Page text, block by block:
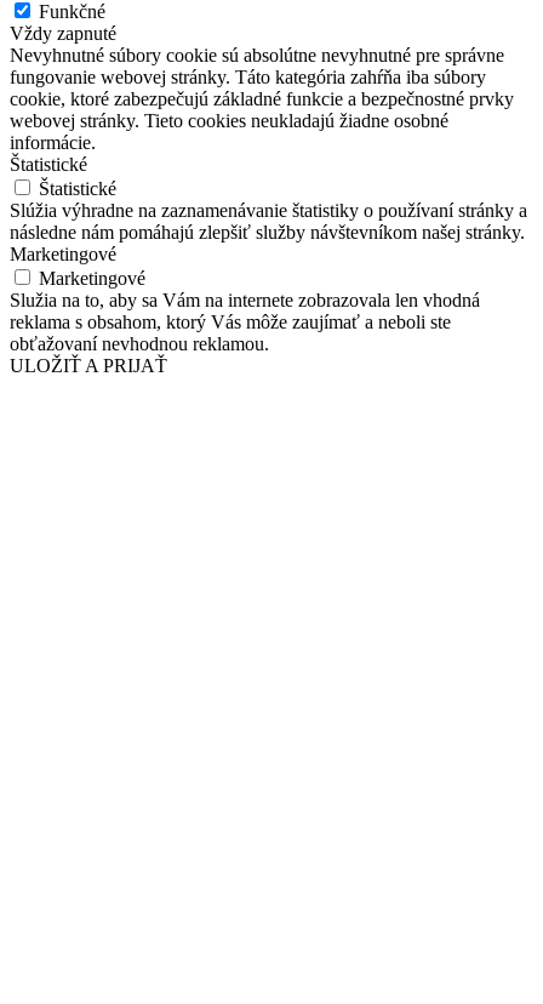
Funkčné
Vždy zapnuté
Nevyhnutné súbory cookie sú absolútne nevyhnutné pre správne
fungovanie webovej stránky. Táto kategória zahŕňa iba súbory
cookie, ktoré zabezpečujú základné funkcie a bezpečnostné prvky
webovej stránky. Tieto cookies neukladajú žiadne osobné
informácie.
Štatistické
Štatistické
Slúžia výhradne na zaznamenávanie štatistiky o používaní stránky a
následne nám pomáhajú zlepšiť služby návštevníkom našej stránky.
Marketingové
Marketingové
Služia na to, aby sa Vám na internete zobrazovala len vhodná
reklama s obsahom, ktorý Vás môže zaujímať a neboli ste
obťažovaní nevhodnou reklamou.
ULOŽIŤ A PRIJAŤ